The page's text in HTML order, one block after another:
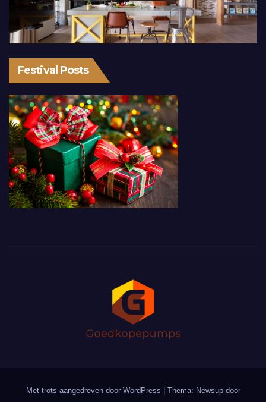
Festival Posts
Met trots aangedreven door WordPress
Thema: Newsup door